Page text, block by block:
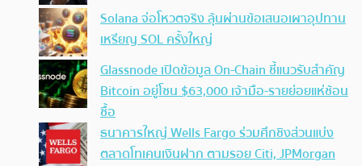
Solana จ่อโหวตจริง ลุ้นผ่านข้อเสนอเผาอุปทาน
เหรียญ SOL ครั้งใหญ่
Glassnode เปิดข้อมูล On-Chain ชี้แนวรับสำคัญ
Bitcoin อยู่โซน $63,000 เจ้ามือ-รายย่อยแห่ช้อน
ซื้อ
ธนาคารใหญ่ Wells Fargo ร่วมศึกชิงส่วนแบ่ง
ตลาดโทเคนเงินฝาก ตามรอย Citi, JPMorgan